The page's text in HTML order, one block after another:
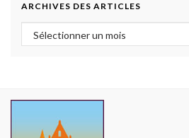
ARCHIVES DES ARTICLES
Archives des articles